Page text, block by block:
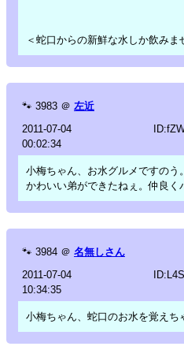
＜蛇口からの新鮮な水しか飲みま
🐾 3983 ＠ 左近
2011-07-04
00:02:34
小梅ちゃん、お水グルメですのう。
かわいい弟ができたねぇ。仲良く
🐾 3984 ＠ 名無しさん
2011-07-04
10:34:35
小梅ちゃん、蛇口のお水を覚えち